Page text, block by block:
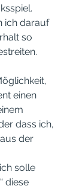
ich darauf
so
einen
dass ich,
der
solle
diese